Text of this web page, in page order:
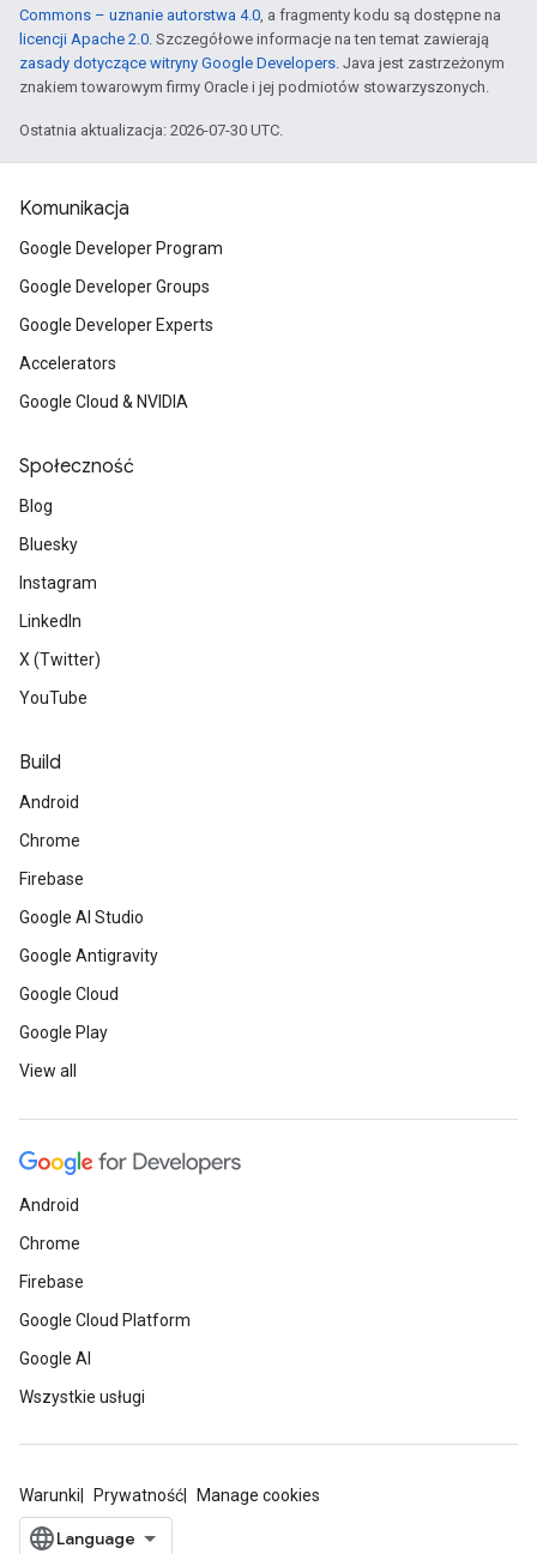
Commons – uznanie autorstwa 4.0, a fragmenty kodu są dostępne na
licencji Apache 2.0. Szczegółowe informacje na ten temat zawierają
zasady dotyczące witryny Google Developers. Java jest zastrzeżonym
znakiem towarowym firmy Oracle i jej podmiotów stowarzyszonych.
Ostatnia aktualizacja: 2026-07-30 UTC.
Komunikacja
Google Developer Program
Google Developer Groups
Google Developer Experts
Accelerators
Google Cloud & NVIDIA
Społeczność
Blog
Bluesky
Instagram
LinkedIn
X (Twitter)
YouTube
Build
Android
Chrome
Firebase
Google AI Studio
Google Antigravity
Google Cloud
Google Play
View all
Android
Chrome
Firebase
Google Cloud Platform
Google AI
Wszystkie usługi
Warunki Prywatność Manage cookies